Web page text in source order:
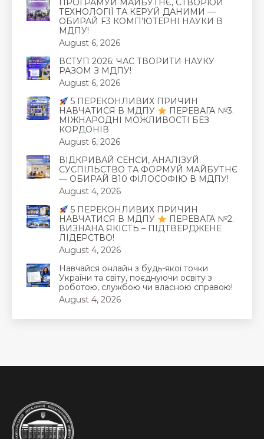
ПРОГРАМУЙ МАЙБУТНЄ, СТВОРЮЙ
ТЕХНОЛОГІЇ ТА КЕРУЙ ДАНИМИ —
ОБИРАЙ F3 КОМП’ЮТЕРНІ НАУКИ В
МДПУ!
August 6, 2026
ВСТУП 2026: ЧАС ТВОРИТИ НАУКУ
РАЗОМ З МДПУ!
August 6, 2026
5 ПЕРЕКОНЛИВИХ ПРИЧИН
НАВЧАТИСЯ В МДПУ
ПЕРЕВАГА №3.
МІЖНАРОДНІ МОЖЛИВОСТІ БЕЗ
КОРДОНІВ
August 6, 2026
ВІДКРИВАЙ СЕНСИ, АНАЛІЗУЙ
СУСПІЛЬСТВО ТА ФОРМУЙ МАЙБУТНЄ
— ОБИРАЙ В10 ФІЛОСОФІЮ В МДПУ!
August 4, 2026
5 ПЕРЕКОНЛИВИХ ПРИЧИН
НАВЧАТИСЯ В МДПУ
ПЕРЕВАГА №2.
ВИЗНАНА ЯКІСТЬ – ПІДТВЕРДЖЕНЕ
ЛІДЕРСТВО!
August 4, 2026
Навчайся онлайн з будь-якої точки
України та світу, поєднуючи освіту з
роботою, службою чи власною справою!
August 4, 2026